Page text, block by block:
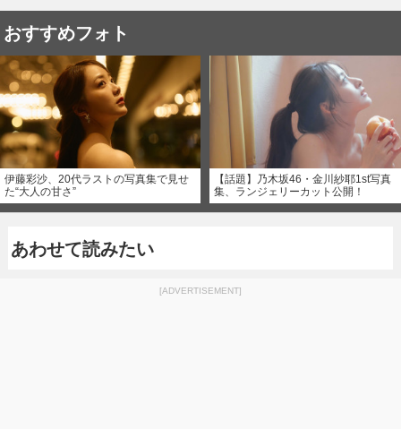
おすすめフォト
伊藤彩沙、20代ラストの写真集で見せ
た“大人の甘さ”
【話題】乃木坂46・金川紗耶1st写真
集、ランジェリーカット公開！
あわせて読みたい
[ADVERTISEMENT]